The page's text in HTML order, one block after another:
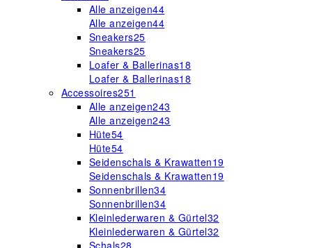
Alle anzeigen44
Alle anzeigen44
Sneakers25
Sneakers25
Loafer & Ballerinas18
Loafer & Ballerinas18
Accessoires251
Alle anzeigen243
Alle anzeigen243
Hüte54
Hüte54
Seidenschals & Krawatten19
Seidenschals & Krawatten19
Sonnenbrillen34
Sonnenbrillen34
Kleinlederwaren & Gürtel32
Kleinlederwaren & Gürtel32
Schals28